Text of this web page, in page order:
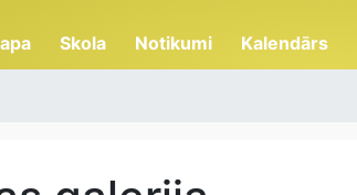
Skola Notikumi Kalendārs